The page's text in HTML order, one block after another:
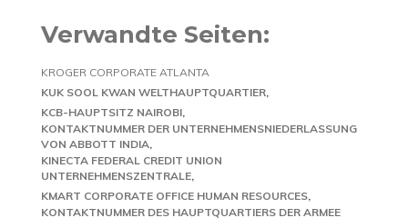
Verwandte Seiten:
KROGER CORPORATE ATLANTA
KUK SOOL KWAN WELTHAUPTQUARTIER
KCB-HAUPTSITZ NAIROBI
KONTAKTNUMMER DER UNTERNEHMENSNIEDERLASSUNG
VON ABBOTT INDIA
KINECTA FEDERAL CREDIT UNION
UNTERNEHMENSZENTRALE
KMART CORPORATE OFFICE HUMAN RESOURCES
KONTAKTNUMMER DES HAUPTQUARTIERS DER ARMEE